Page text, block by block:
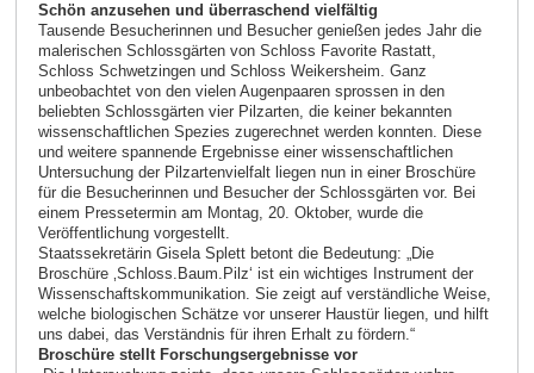
Schön anzusehen und überraschend vielfältig
Tausende Besucherinnen und Besucher genießen jedes Jahr die
malerischen Schlossgärten von Schloss Favorite Rastatt,
Schloss Schwetzingen und Schloss Weikersheim. Ganz
unbeobachtet von den vielen Augenpaaren sprossen in den
beliebten Schlossgärten vier Pilzarten, die keiner bekannten
wissenschaftlichen Spezies zugerechnet werden konnten. Diese
und weitere spannende Ergebnisse einer wissenschaftlichen
Untersuchung der Pilzartenvielfalt liegen nun in einer Broschüre
für die Besucherinnen und Besucher der Schlossgärten vor. Bei
einem Pressetermin am Montag, 20. Oktober, wurde die
Veröffentlichung vorgestellt.
Staatssekretärin Gisela Splett betont die Bedeutung: „Die
Broschüre ‚Schloss.Baum.Pilz‘ ist ein wichtiges Instrument der
Wissenschaftskommunikation. Sie zeigt auf verständliche Weise,
welche biologischen Schätze vor unserer Haustür liegen, und hilft
uns dabei, das Verständnis für ihren Erhalt zu fördern.“
Broschüre stellt Forschungsergebnisse vor